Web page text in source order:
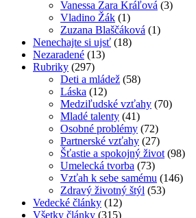
Vanessa Zara Kráľová (3)
Vladino Žák (1)
Zuzana Blaščáková (1)
Nenechajte si ujsť (18)
Nezaradené (13)
Rubriky (297)
Deti a mládež (58)
Láska (12)
Medziľudské vzťahy (70)
Mladé talenty (41)
Osobné problémy (72)
Partnerské vzťahy (27)
Šťastie a spokojný život (98)
Umelecká tvorba (73)
Vzťah k sebe samému (146)
Zdravý životný štýl (53)
Vedecké články (12)
Všetky články (315)